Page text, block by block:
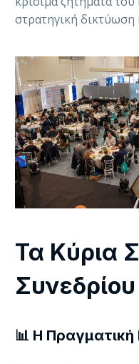
στρατηγική δικτύωση
Τα Κύρια
Συνεδρίου
📊 Η